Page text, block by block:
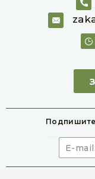
Евровагонка